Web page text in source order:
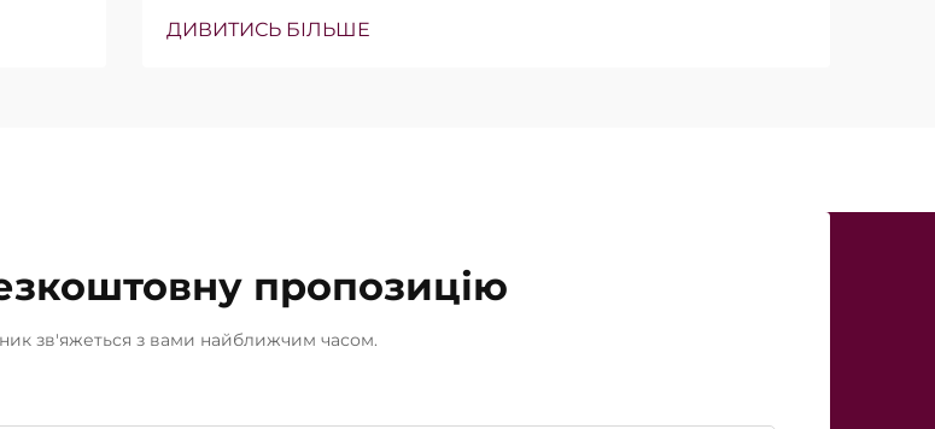
продажу. Однак з клінічної точки зору реальність дещо
ДИВИТИСЬ БІЛЬШЕ
пропозицію
зв'яжеться з вами найближчим часом.